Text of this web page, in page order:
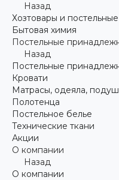
Назад
Хозтовары и
Бытовая химия
Постельные
Назад
Постельные
Кровати
Матрасы, одеяла,
Полотенца
Постельное белье
Технические ткани
Акции
О компании
Назад
О компании